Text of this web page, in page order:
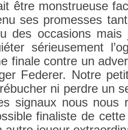
être monstrueuse
ses pro­mes­ses
des oc­cas­ions mais
sérieuse­ment
fin­ale con­tre un
Feder­er. Notre
ni per­dre un
sig­naux nous nous
fin­alis­te de